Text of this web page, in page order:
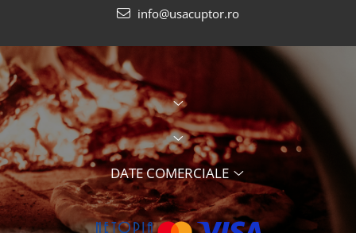
info@usacuptor.ro
DATE COMERCIALE